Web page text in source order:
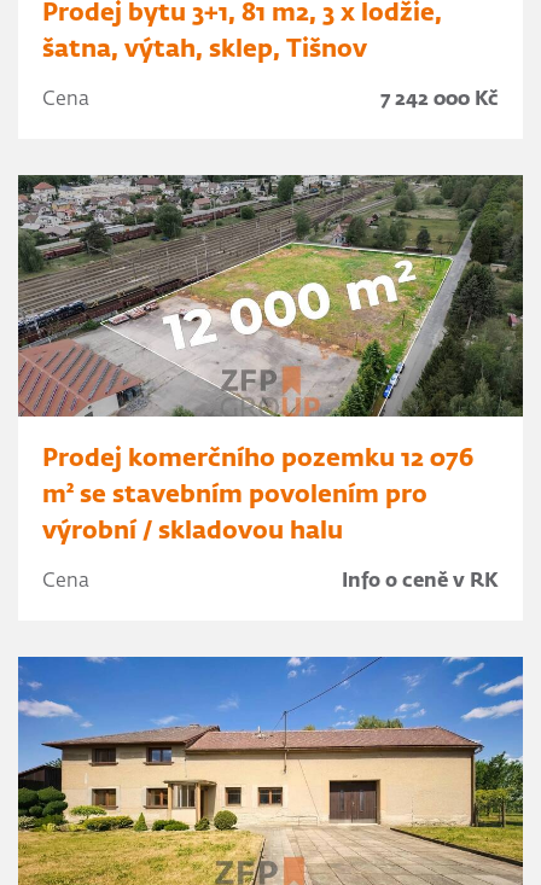
Prodej bytu 3+1, 81 m2, 3 x lodžie,
šatna, výtah, sklep, Tišnov
Cena 7 242 000 Kč
Prodej komerčního pozemku 12 076
m² se stavebním povolením pro
výrobní / skladovou halu
Cena Info o ceně v RK